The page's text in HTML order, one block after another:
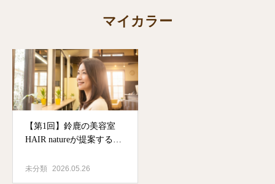
マイカラー
【第1回】鈴鹿の美容室
HAIR natureが提案する
ラーの常識を変える新メ
未分類 2026.05.26